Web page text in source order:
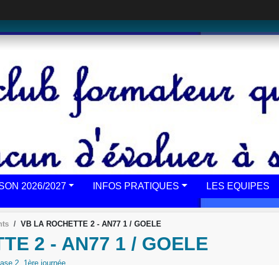
2026/2027 INFOS PRATIQUES LES EQUIPES
VB LA ROCHETTE 2 - AN77 1 / GOELE
2 - AN77 1 / GOELE
2, 1ère journée